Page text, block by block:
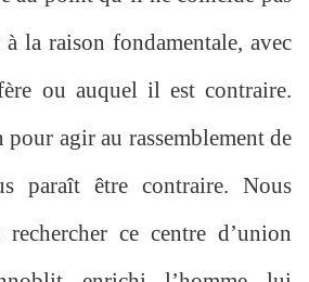
à la raison fondamentale, avec
ou auquel il est contraire.
agir au rassemblement de
paraît être contraire. Nous
ce centre d’union